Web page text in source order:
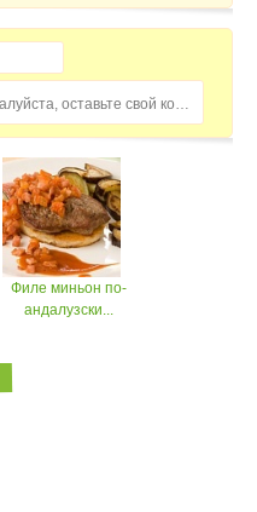
Домохозяйка, пожалуйста, оставьте свой комментарий...
Филе миньон по-
андалузски...